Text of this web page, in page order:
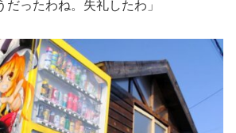
だったわね。失礼したわ」